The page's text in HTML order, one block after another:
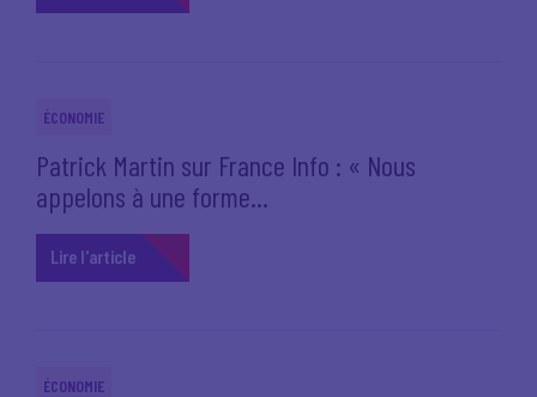
ÉCONOMIE
Patrick Martin sur France Info : « Nous
appelons à une forme...
Lire l'article
ÉCONOMIE